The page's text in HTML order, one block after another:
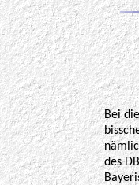
Bei
des